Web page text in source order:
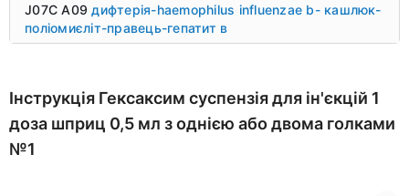
J07C A09дифтерія-haemophilus influenzae b- кашлюк-
поліомиєліт-правець-гепатит в
Інструкція Гексаксим суспензія для ін'єкцій 1
доза шприц 0,5 мл з однією або двома голками
№1